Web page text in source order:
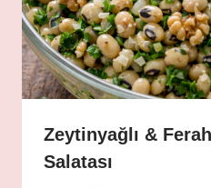
Zeytinyağlı &
Salatası